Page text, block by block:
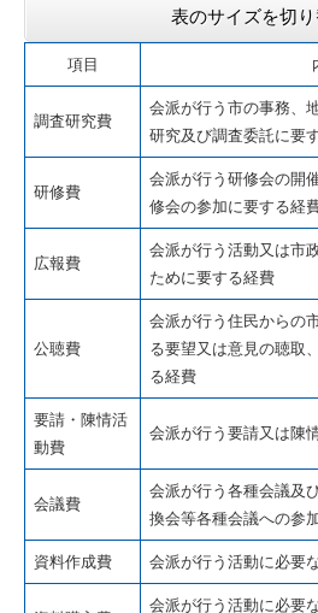
表のサイズを切
項目
調査研究費
会派が行う市の事務、
研究及び調査委託に要
研修費
会派が行う研修会の開
修会の参加に要する経
広報費
会派が行う活動又は市
ために要する経費
公聴費
会派が行う住民からの
る要望又は意見の聴取
る経費
要請・陳情活
動費
会派が行う要請又は陳
会議費
会派が行う各種会議及
換会等各種会議への参
資料作成費 会派が行う活動に必要
会派が行う活動に必要